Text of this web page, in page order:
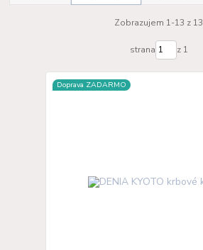
Zobrazujem 1-13 z 13
strana z 1
Doprava ZADARMO